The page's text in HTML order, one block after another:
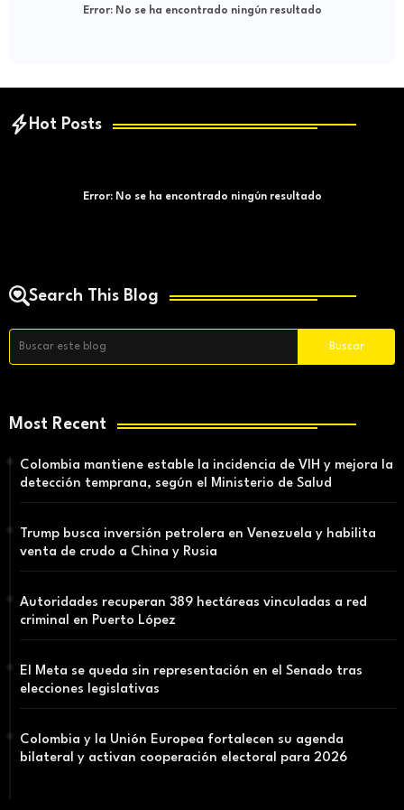
Error:No se ha encontrado ningún resultado
Hot Posts
Error:No se ha encontrado ningún resultado
Search This Blog
Most Recent
Colombia mantiene estable la incidencia de VIH y mejora la
detección temprana, según el Ministerio de Salud
Trump busca inversión petrolera en Venezuela y habilita
venta de crudo a China y Rusia
Autoridades recuperan 389 hectáreas vinculadas a red
criminal en Puerto López
El Meta se queda sin representación en el Senado tras
elecciones legislativas
Colombia y la Unión Europea fortalecen su agenda
bilateral y activan cooperación electoral para 2026